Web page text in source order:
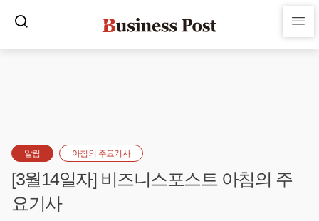
알림 아침의 주요기사
[3월14일자] 비즈니스포스트 아침의 주
요기사